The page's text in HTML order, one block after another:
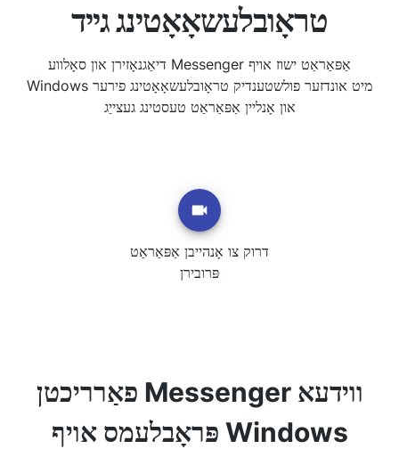
טראָובלעשאָאָטינג גייד
דיאַגנאָזירן און סאָלווע Messenger אַפּאַראַט ישוז אויף
Windows מיט אונדזער פולשטענדיק טראָובלעשאָאָטינג פירער
און אָנליין אַפּאַראַט טעסטינג געצייַג
דרוק צו אָנהייבן אַפּאַראַט
פּרובירן
פאַרריכטן Messenger ווידעא
פּראָבלעמס אויף Windows